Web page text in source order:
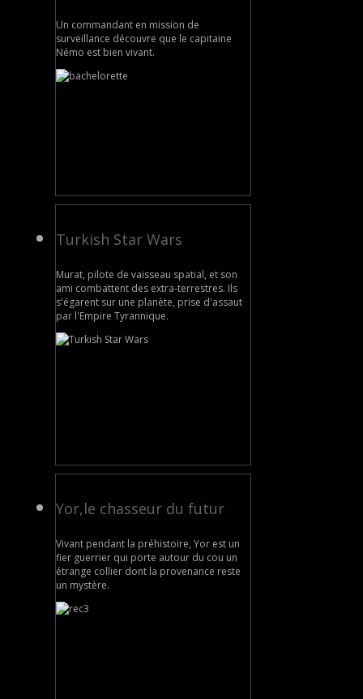
Un commandant en mission de
surveillance découvre que le capitaine
Némo est bien vivant.
Turkish Star Wars
Murat, pilote de vaisseau spatial, et son
ami combattent des extra-terrestres. Ils
s'égarent sur une planète, prise d'assaut
par l'Empire Tyrannique.
Yor,le chasseur du futur
Vivant pendant la préhistoire, Yor est un
fier guerrier qui porte autour du cou un
étrange collier dont la provenance reste
un mystère.